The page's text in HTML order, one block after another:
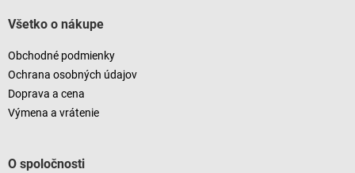
Všetko o nákupe
Obchodné podmienky
Ochrana osobných údajov
Doprava a cena
Výmena a vrátenie
O spoločnosti